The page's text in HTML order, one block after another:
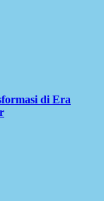
di Era